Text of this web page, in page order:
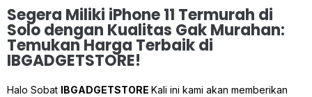
Segera Miliki iPhone 11 Termurah di
Solo dengan Kualitas Gak Murahan:
Temukan Harga Terbaik di
IBGADGETSTORE!
Halo Sobat IBGADGETSTORE Kali ini kami akan memberikan